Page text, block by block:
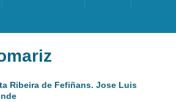
Ribeira de Fefiñans. Jose Luis